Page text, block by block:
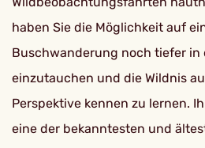
haben Sie die Möglichkeit auf
Buschwanderung noch tiefer in
einzutauchen und die Wildnis
Perspektive kennen zu lernen.
eine der bekanntesten und